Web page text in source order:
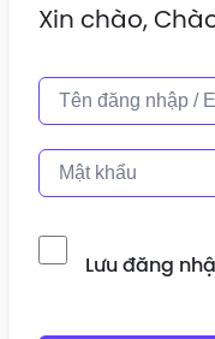
Xin chào,
Lưu đăng